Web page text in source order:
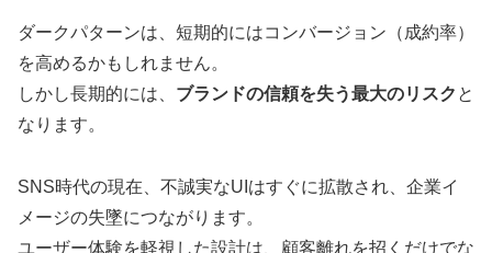
ダークパターンは、短期的にはコンバージョン（成約率）
を高めるかもしれません。
しかし長期的には、 ブランドの信頼を失う最大のリスク と
なります。
SNS時代の現在、不誠実なUIはすぐに拡散され、企業イ
メージの失墜につながります。
ユーザー体験を軽視した設計は、顧客離れを招くだけでな